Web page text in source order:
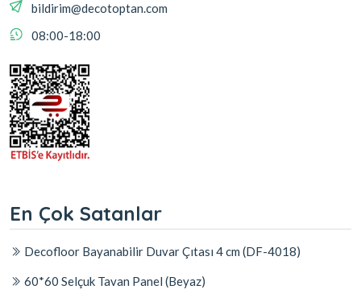
bildirim@decotoptan.com
08:00-18:00
En Çok Satanlar
Decofloor Bayanabilir Duvar Çıtası 4 cm (DF-4018)
60*60 Selçuk Tavan Panel (Beyaz)